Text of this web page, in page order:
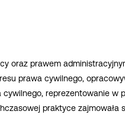
oraz prawem
prawa cywilnego,
reprezentowanie w
praktyce zajmowała